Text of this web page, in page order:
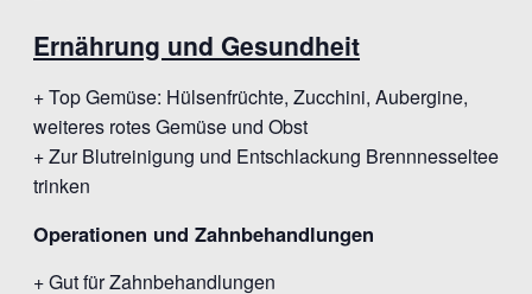
Ernährung und Gesundheit
+ Top Gemüse: Hülsenfrüchte, Zucchini, Aubergine,
weiteres rotes Gemüse und Obst
+ Zur Blutreinigung und Entschlackung Brennnesseltee
trinken
Operationen und Zahnbehandlungen
+ Gut für Zahnbehandlungen